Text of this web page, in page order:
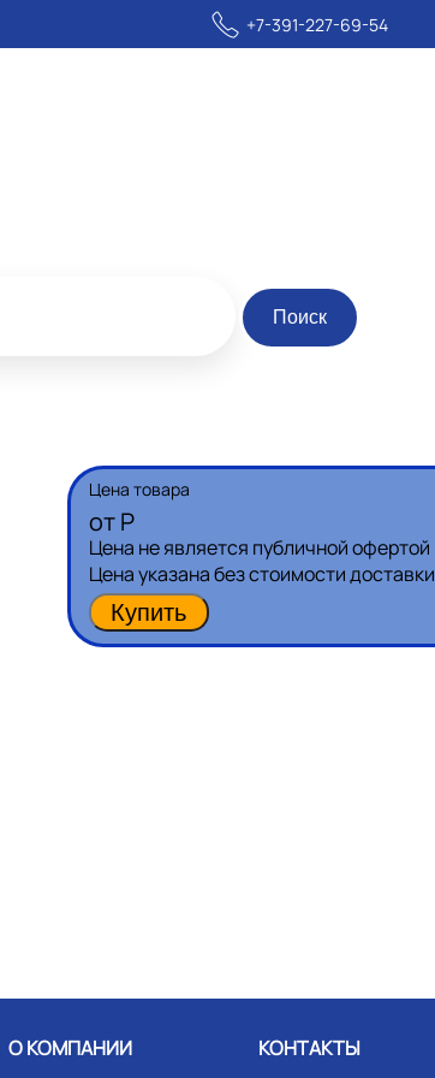
+7-391-227-69-54
Поиск
Цена товара
отР
Цена не является публичной офертой
Цена указана без стоимости доставки
О КОМПАНИИ КОНТАКТЫ